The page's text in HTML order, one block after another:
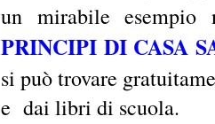
un mirabile
PRINCIPI DI CASA
si può trovare
e dai libri di scuola.